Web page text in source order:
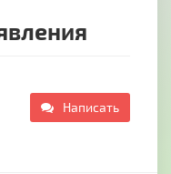
Написать